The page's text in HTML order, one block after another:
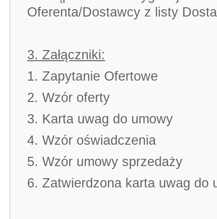
Oferenta/Dostawcy z listy
3. Załączniki:
1. Zapytanie Ofertowe
2. Wzór oferty
3. Karta uwag do umowy
4. Wzór oświadczenia
5. Wzór umowy sprzedaży
6. Zatwierdzona karta uwag do